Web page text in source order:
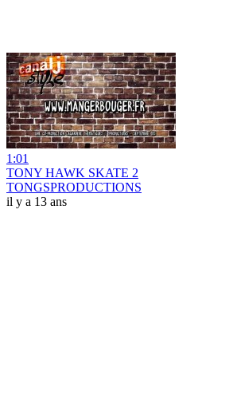
1:01
TONY HAWK SKATE 2
TONGSPRODUCTIONS
il y a 13 ans